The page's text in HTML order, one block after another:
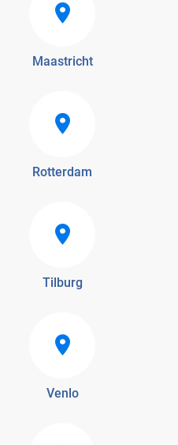
Maastricht
Rotterdam
Tilburg
Venlo